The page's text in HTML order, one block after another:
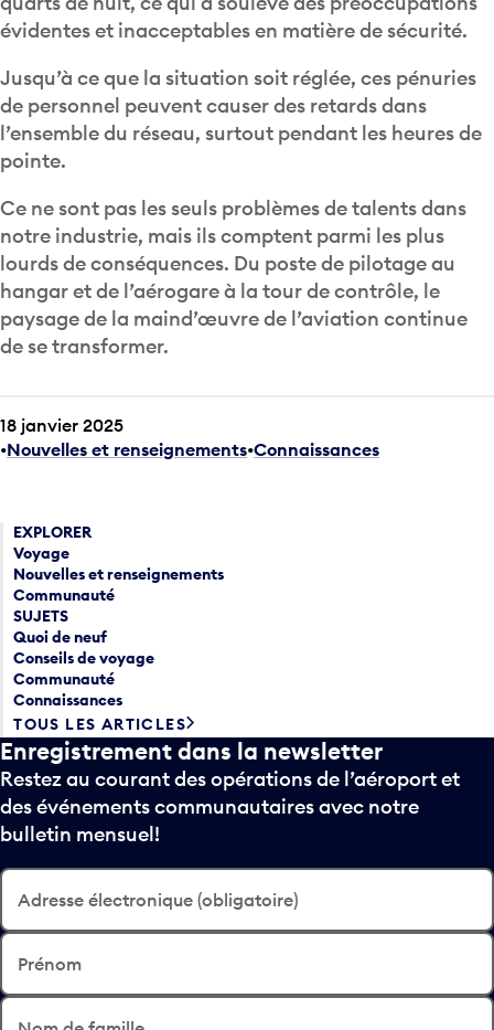
évidentes et inacceptables en matière de sécurité.
Jusqu’à ce que la situation soit réglée, ces pénuries
de personnel peuvent causer des retards dans
l’ensemble du réseau, surtout pendant les heures de
pointe.
Ce ne sont pas les seuls problèmes de talents dans
notre industrie, mais ils comptent parmi les plus
lourds de conséquences. Du poste de pilotage au
hangar et de l’aérogare à la tour de contrôle, le
paysage de la maind’œuvre de l’aviation continue
de se transformer.
18 janvier 2025
Nouvelles et renseignements•Connaissances
EXPLORER
Voyage
Nouvelles et renseignements
Communauté
SUJETS
Quoi de neuf
Conseils de voyage
Communauté
Connaissances
TOUS LES ARTICLES
Enregistrement dans la newsletter
Restez au courant des opérations de l’aéroport et
des événements communautaires avec notre
bulletin mensuel!
Adresse électronique (obligatoire)
Prénom